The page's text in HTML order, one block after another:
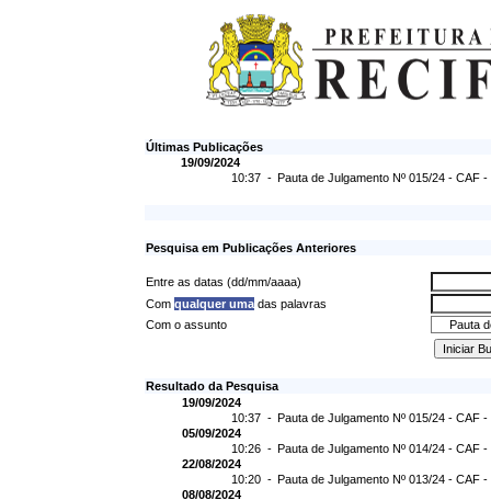
Últimas Publicações
19/09/2024
10:37 - Pauta de Julgamento Nº 015/24 - CAF -
Pesquisa em Publicações Anteriores
Entre as datas (dd/mm/aaaa)
Com qualquer uma das palavras
Com o assunto
Resultado da Pesquisa
19/09/2024
10:37 - Pauta de Julgamento Nº 015/24 - CAF -
05/09/2024
10:26 - Pauta de Julgamento Nº 014/24 - CAF -
22/08/2024
10:20 - Pauta de Julgamento Nº 013/24 - CAF
08/08/2024